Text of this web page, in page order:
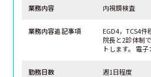
業務内容 内視鏡検査
業務内容追記事項
EGD4，TCS4件
院長と2診体制
トします。 電
勤務日数 週1日程度